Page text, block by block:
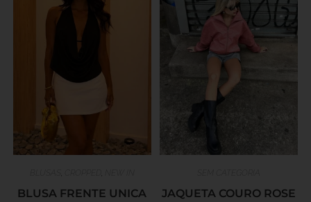
BLUSA FRENTE UNICA
JAQUETA COURO ROSE